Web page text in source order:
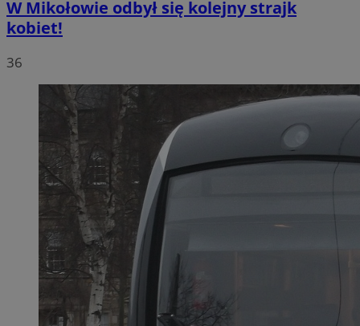
W Mikołowie odbył się kolejny strajk
kobiet!
36